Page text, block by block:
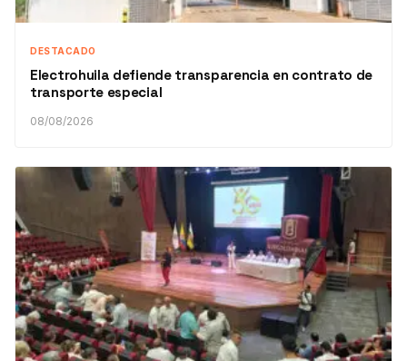
DESTACADO
Electrohuila defiende transparencia en contrato de
transporte especial
08/08/2026